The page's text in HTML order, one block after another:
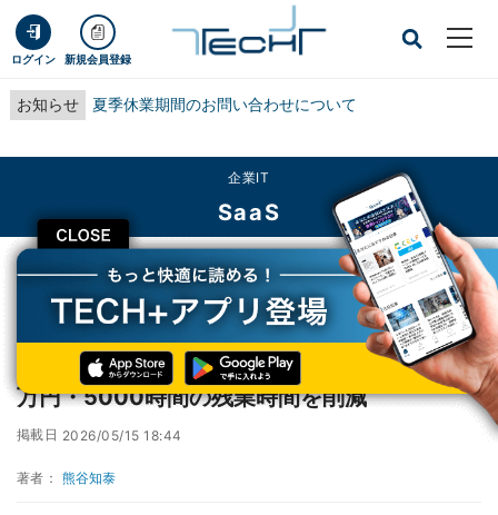
ログイン 新規会員登録
お知らせ 夏季休業期間のお問い合わせについて
CLOSE
企業IT
SaaS
TECH+ 企業IT
SaaS
日本エンジニアリング、kintoneで年間4000万円・5000時間の残業時間を削減
日本エンジニアリング、kintoneで年間4000
万円・5000時間の残業時間を削減
掲載日 2026/05/15 18:44
著者： 熊谷知泰